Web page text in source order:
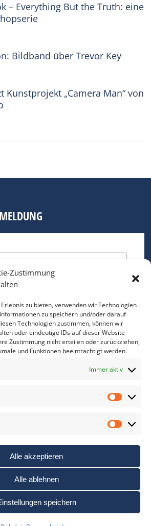
Zustimmung
zu bieten, verwenden wir Technologien
zu speichern und/oder darauf
Technologien zustimmen, können wir
oder eindeutige IDs auf dieser Website
Zustimmung nicht erteilen oder zurückziehen,
und Funktionen beeinträchtigt werden.
Immer aktiv
Alle akzeptieren
Alle ablehnen
speichern
– Everything But the Truth: eine
Bildband über Trevor Key
Kunstprojekt „Camera Man“ von
ein.
*